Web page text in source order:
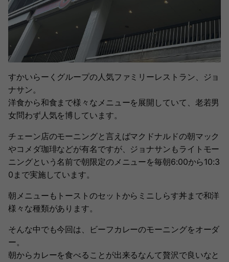
すかいらーくグループの人気ファミリーレストラン、ジョ
ナサン。
洋食から和食まで様々なメニューを展開していて、老若男
女問わず人気を博しています。
チェーン店のモーニングと言えばマクドナルドの朝マック
やコメダ珈琲などが有名ですが、ジョナサンもライトモー
ニングという名前で朝限定のメニューを毎朝6:00から10:3
0まで実施しています。
朝メニューもトーストのセットからミニしらす丼まで和洋
様々な種類があります。
そんな中でも今回は、ビーフカレーのモーニングをオーダ
ー。
朝からカレーを食べることが出来るなんて贅沢で良いなと